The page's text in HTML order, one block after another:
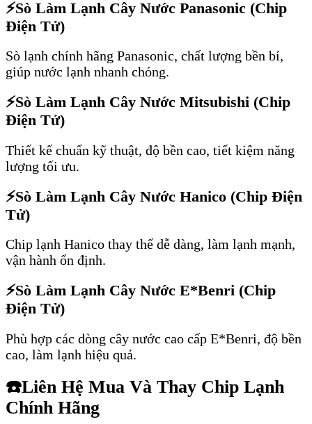
⚡Sò Làm Lạnh Cây Nước Panasonic (Chip
Điện Tử)
Sò lạnh chính hãng Panasonic, chất lượng bền bỉ,
giúp nước lạnh nhanh chóng.
⚡Sò Làm Lạnh Cây Nước Mitsubishi (Chip
Điện Tử)
Thiết kế chuẩn kỹ thuật, độ bền cao, tiết kiệm năng
lượng tối ưu.
⚡Sò Làm Lạnh Cây Nước Hanico (Chip Điện
Tử)
Chip lạnh Hanico thay thế dễ dàng, làm lạnh mạnh,
vận hành ổn định.
⚡Sò Làm Lạnh Cây Nước E*Benri (Chip
Điện Tử)
Phù hợp các dòng cây nước cao cấp E*Benri, độ bền
cao, làm lạnh hiệu quả.
☎️Liên Hệ Mua Và Thay Chip Lạnh
Chính Hãng